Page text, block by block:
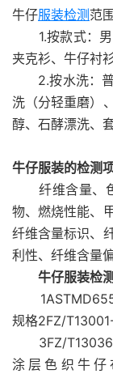
牛仔服装检测 范
1.按款式：男
夹克衫、牛仔衬
2.按水洗：普
洗（分轻重磨）
醇、石酵漂洗、
牛仔服装的检测项
纤维含量、色
物、燃烧性能、
纤维含量标识、
利性、纤维含量
牛仔服装检测
规格2FZ/
3FZ/T13036-
涂层色织牛仔